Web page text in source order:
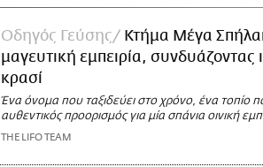
Οδηγός Γεύσης
Κτήμα Μέγα
μαγευτική εμπειρία, συνδυάζοντας
κρασί
Ένα όνομα που ταξιδεύει στο χρόνο, ένα τοπίο
αυθεντικός προορισμός για μία σπάνια οινική
THE LIFO TEAM